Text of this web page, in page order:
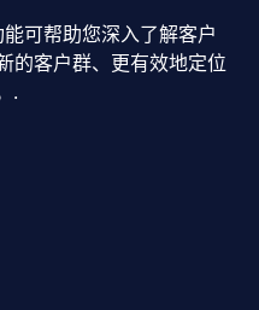
可帮助您深入了解客户
的客户群、更有效地定位
.